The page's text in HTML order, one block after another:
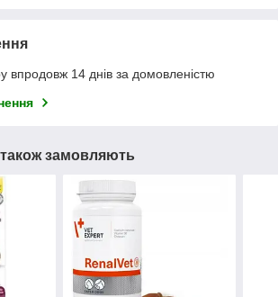
впродовж 14 днів за домовленістю
замовляють